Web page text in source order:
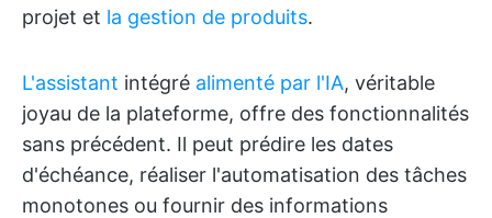
projet et la gestion de produits.
L'assistant intégré alimenté par l'IA, véritable
joyau de la plateforme, offre des fonctionnalités
sans précédent. Il peut prédire les dates
d'échéance, réaliser l'automatisation des tâches
monotones ou fournir des informations